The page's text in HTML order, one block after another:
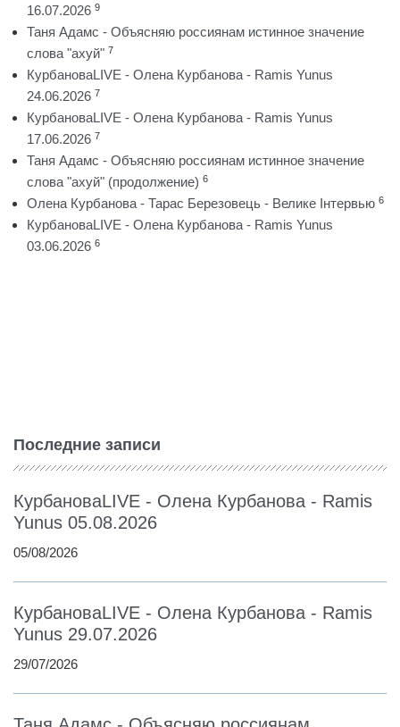
16.07.2026 9
Таня Адамс - Объясняю россиянам истинное значение
слова "ахуй" 7
КурбановаLIVE - Олена Курбанова - Ramis Yunus
24.06.2026 7
КурбановаLIVE - Олена Курбанова - Ramis Yunus
17.06.2026 7
Таня Адамс - Объясняю россиянам истинное значение
слова "ахуй" (продолжение) 6
Олена Курбанова - Тарас Березовець - Велике Інтервью 6
КурбановаLIVE - Олена Курбанова - Ramis Yunus
03.06.2026 6
Последние записи
КурбановаLIVE - Олена Курбанова - Ramis
Yunus 05.08.2026
05/08/2026
КурбановаLIVE - Олена Курбанова - Ramis
Yunus 29.07.2026
29/07/2026